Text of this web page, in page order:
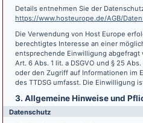
Details entnehmen Sie der
https://www.hosteurope.de/AGB/
Die Verwendung von Host Europe
berechtigtes Interesse an einer
entsprechende Einwilligung abgefragt
Art. 6 Abs. 1 lit. a DSGVO und § 25
oder den Zugriff auf Informationen im
des TTDSG umfasst. Die Einwilligung
3. Allgemeine Hinweise und
Datenschutz